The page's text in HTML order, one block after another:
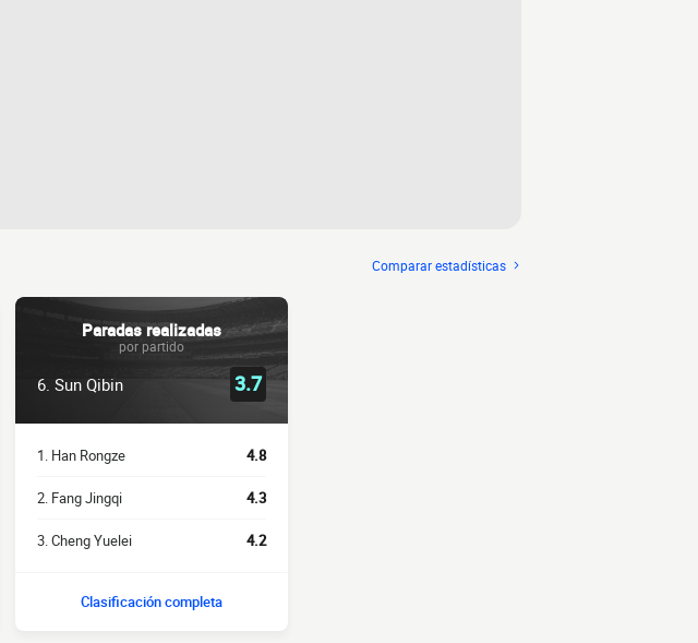
Comparar estadísticas
Paradas realizadas
por partido
6. Sun Qibin 3.7
1. Han Rongze 4.8
2. Fang Jingqi 4.3
3. Cheng Yuelei 4.2
Clasificación completa